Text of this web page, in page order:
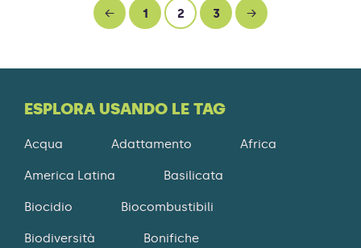
← 1 2 3 →
ESPLORA USANDO LE TAG
Acqua Adattamento Africa
America Latina Basilicata
Biocidio Biocombustibili
Biodiversità Bonifiche